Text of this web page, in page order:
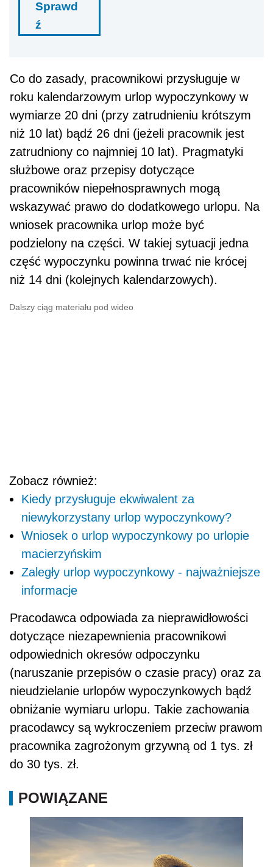
Sprawd
ź
Co do zasady, pracownikowi przysługuje w
roku kalendarzowym urlop wypoczynkowy w
wymiarze 20 dni (przy zatrudnieniu krótszym
niż 10 lat) bądź 26 dni (jeżeli pracownik jest
zatrudniony co naj­mniej 10 lat). Pragmatyki
służbowe oraz przepisy dotyczące
pracowników niepełnosprawnych mogą
wskazywać prawo do dodatkowego urlopu. Na
wniosek pracownika urlop może być
podzielony na części. W takiej sytuacji jedna
część wypoczyn­ku powinna trwać nie krócej
niż 14 dni (kolejnych kalendarzowych).
Dalszy ciąg materiału pod wideo
Zobacz również:
Kiedy przysługuje ekwiwalent za
niewykorzystany urlop wypoczynkowy?
Wniosek o urlop wypoczynkowy po urlopie
macierzyńskim
Zaległy urlop wypoczynkowy - najważniejsze
informacje
Pracodawca odpowiada za nieprawidłowości
doty­czące niezapewnienia pracownikowi
odpowiednich okresów odpoczynku
(naruszanie przepisów o cza­sie pracy) oraz za
nieudzielanie urlopów wypoczyn­kowych bądź
obniżanie wymiaru urlopu. Takie zachowania
pracodawcy są wykroczeniem prze­ciw prawom
pracownika zagrożonym grzywną od 1 tys. zł
do 30 tys. zł.
POWIĄZANE